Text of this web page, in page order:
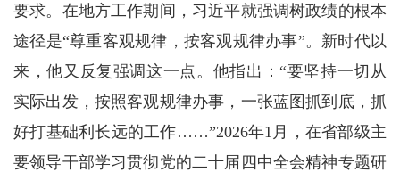
要求。在地方工作期间，习近平就强调树政绩的根本
途径是“尊重客观规律，按客观规律办事”。新时代以
来，他又反复强调这一点。他指出：“要坚持一切从
实际出发，按照客观规律办事，一张蓝图抓到底，抓
好打基础利长远的工作……”2026年1月，在省部级主
要领导干部学习贯彻党的二十届四中全会精神专题研